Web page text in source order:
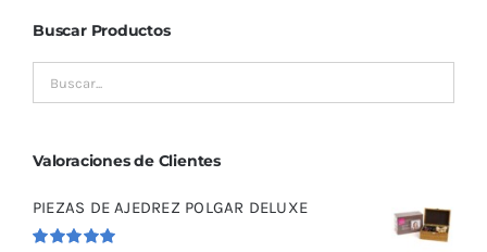
Buscar Productos
Valoraciones de Clientes
PIEZAS DE AJEDREZ POLGAR DELUXE